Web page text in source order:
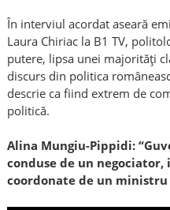
În interviul acordat aseară
Laura Chiriac la B1 TV,
putere, lipsa unei majorități
discurs din politica
descrie ca fiind extrem de
politică.
Alina Mungiu-Pippidi:
conduse de un
coordonate de un